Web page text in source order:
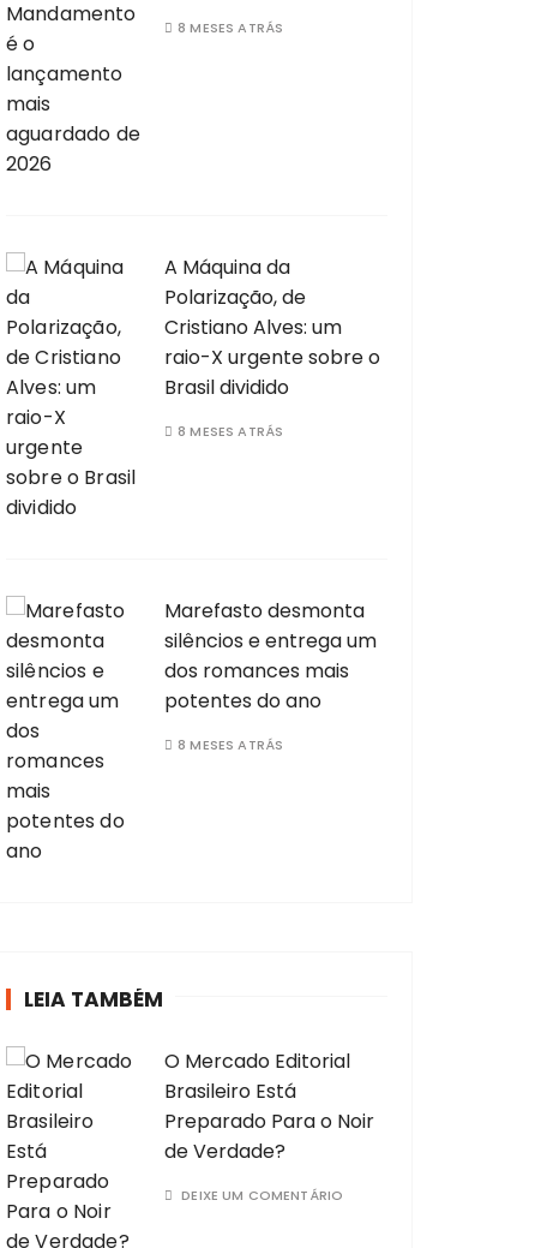
8 MESES ATRÁS
A Máquina da
Polarização, de
Cristiano Alves: um
raio-X urgente sobre o
Brasil dividido
8 MESES ATRÁS
Marefasto desmonta
silêncios e entrega um
dos romances mais
potentes do ano
8 MESES ATRÁS
LEIA TAMBÉM
O Mercado Editorial
Brasileiro Está
Preparado Para o Noir
de Verdade?
DEIXE UM COMENTÁRIO